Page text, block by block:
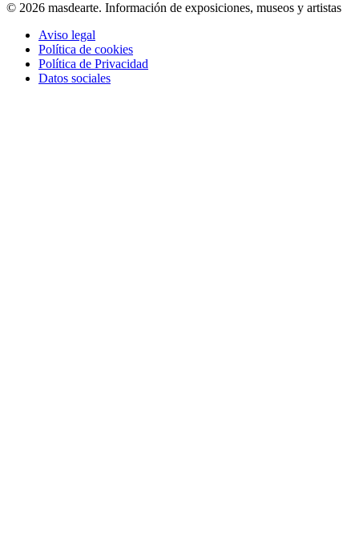
© 2026 masdearte. Información de exposiciones, museos y artistas
Aviso legal
Política de cookies
Política de Privacidad
Datos sociales